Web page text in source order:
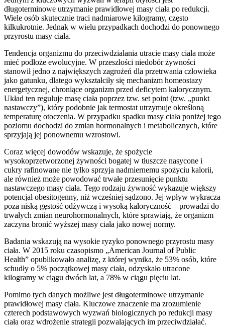
długoterminowe utrzymanie prawidłowej masy ciała po redukcji.
Wiele osób skutecznie traci nadmiarowe kilogramy, często
kilkukrotnie. Jednak w wielu przypadkach dochodzi do ponownego
przyrostu masy ciała.
Tendencja organizmu do przeciwdziałania utracie masy ciała może
mieć podłoże ewolucyjne. W przeszłości niedobór żywności
stanowił jedno z największych zagrożeń dla przetrwania człowieka
jako gatunku, dlatego wykształciły się mechanizm homeostazy
energetycznej, chroniące organizm przed deficytem kalorycznym.
Układ ten reguluje masę ciała poprzez tzw. set point (tzw. „punkt
nastawczy”), który podobnie jak termostat utrzymuje określoną
temperaturę otoczenia. W przypadku spadku masy ciała poniżej tego
poziomu dochodzi do zmian hormonalnych i metabolicznych, które
sprzyjają jej ponownemu wzrostowi.
Coraz więcej dowodów wskazuje, że spożycie
wysokoprzetworzonej żywności bogatej w tłuszcze nasycone i
cukry rafinowane nie tylko sprzyja nadmiernemu spożyciu kalorii,
ale również może powodować trwałe przesunięcie punktu
nastawczego masy ciała. Tego rodzaju żywność wykazuje większy
potencjał obesitogenny, niż wcześniej sądzono. Jej wpływ wykracza
poza niską gęstość odżywczą i wysoką kaloryczność – prowadzi do
trwałych zmian neurohormonalnych, które sprawiają, że organizm
zaczyna bronić wyższej masy ciała jako nowej normy.
Badania wskazują na wysokie ryzyko ponownego przyrostu masy
ciała. W 2015 roku czasopismo „American Journal of Public
Health” opublikowało analizę, z której wynika, że 53% osób, które
schudły o 5% początkowej masy ciała, odzyskało utracone
kilogramy w ciągu dwóch lat, a 78% w ciągu pięciu lat.
Pomimo tych danych możliwe jest długoterminowe utrzymanie
prawidłowej masy ciała. Kluczowe znaczenie ma zrozumienie
czterech podstawowych wyzwań biologicznych po redukcji masy
ciała oraz wdrożenie strategii pozwalających im przeciwdziałać.